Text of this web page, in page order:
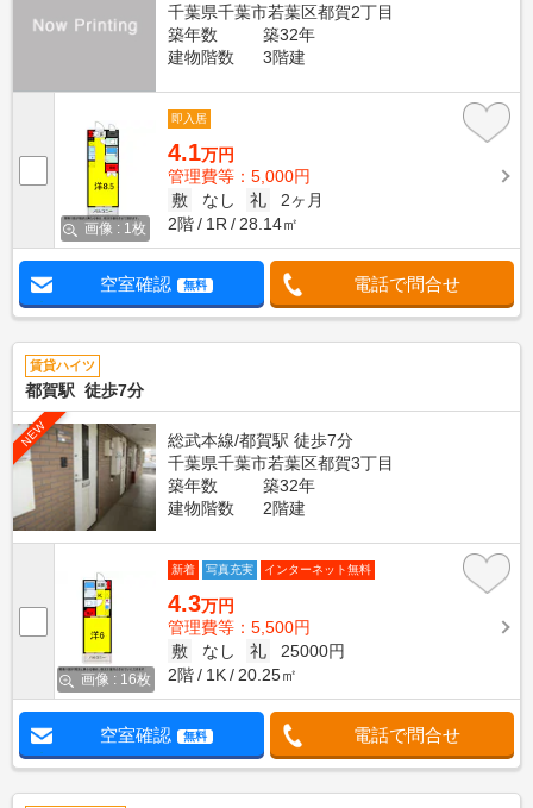
千葉県千葉市若葉区都賀2丁目
築年数
築32年
建物階数
3階建
画像 : 1枚
即入居
4.1万円
管理費等：5,000円
敷
なし 礼
2ヶ月
2階
1R 28.14㎡
空室確認 無料 電話で問合せ
賃貸ハイツ
都賀駅 徒歩7分
NEW
総武本線/都賀駅 徒歩7分
千葉県千葉市若葉区都賀3丁目
築年数
築32年
建物階数
2階建
画像 : 16枚
新着 写真充実 インターネット無料
4.3万円
管理費等：5,500円
敷
なし 礼
25000円
2階
1K 20.25㎡
空室確認 無料 電話で問合せ